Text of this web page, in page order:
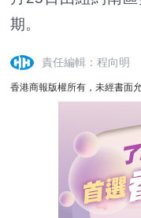
期。
責任編輯：程向明
香港商報版權所有，未經書面